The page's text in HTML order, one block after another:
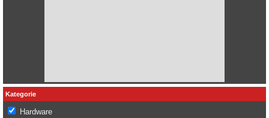
Kategorie
Hardware